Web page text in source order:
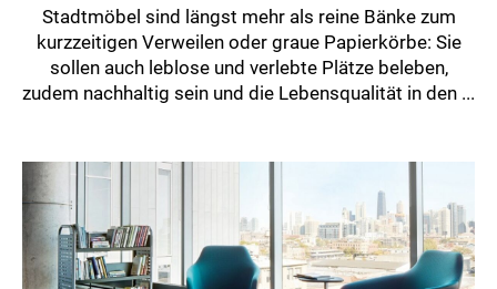
Stadtmöbel sind längst mehr als reine Bänke zum
kurzzeitigen Verweilen oder graue Papierkörbe: Sie
sollen auch leblose und verlebte Plätze beleben,
zudem nachhaltig sein und die Lebensqualität in den ...